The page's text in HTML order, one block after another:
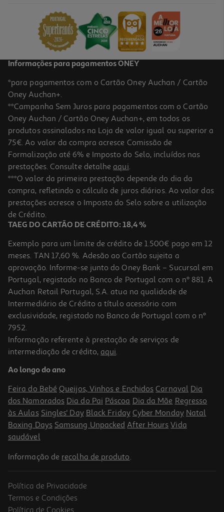
Unhas Fluorescentes Crazy Chic Clementoni
15.99 €/un
15,99 €
Relógios Com Estilo Crazy Chic
17.99 €/un
17,99 €
Informações para pagamentos ONEY
*para pagamentos com o Cartão Oney Auchan / Cartão
Oney Auchan+.
**Campanha Sem Juros para pagamentos com o Cartão
Oney Auchan / Cartão Oney Auchan+, em todos os
produtos assinalados na Loja de valor igual ou superior a
75€. Ao valor da compra acresce Comissão de
Formalização até 6% e Imposto do Selo, incluídos nas
prestações. Consulte detalhe aqui.
***O valor da primeira prestação depende do dia da
compra, refletindo o cálculo de juros diários. Ao valor das
prestações acresce o Imposto do Selo sobre a utilização
de Crédito.
TAEG DO CARTÃO DE CRÉDITO: 18,4 %
Exemplo para um limite de crédito de 1.500€ pago em 12
meses. TAN 17,60 %. Adesão ao Cartão sujeita a
aprovação. Informe-se junto do Oney Bank – Sucursal em
Portugal, registado no Banco de Portugal com o nº 881. A
Auchan Retail Portugal, S.A. atua na qualidade de
Intermediário de Crédito a título acessório com
exclusividade, registado no Banco de Portugal com o nº
7952.
Informação referente à prestação de serviços de
intermediação de crédito, aqui.
Ao longo do ano
Feira do Bebé Queijos, Vinhos e Enchidos Carnaval Dia
dos Namorados Dia do Pai Páscoa Dia da Mãe Regresso
às Aulas Singles' Day Black Friday Cyber Monday Natal
Boxing Days Samsung Unpacked After Hours Vida
saudável
Informação de recolha de produto.
Política de Privacidade
Termos e Condições
Política de Cookies